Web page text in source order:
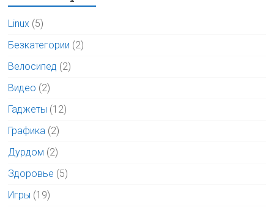
Linux (5)
Безкатегории (2)
Велосипед (2)
Видео (2)
Гаджеты (12)
Графика (2)
Дурдом (2)
Здоровье (5)
Игры (19)